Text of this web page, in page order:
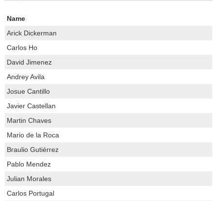
Name
Arick Dickerman
Carlos Ho
David Jimenez
Andrey Avila
Josue Cantillo
Javier Castellan
Martin Chaves
Mario de la Roca
Braulio Gutiérrez
Pablo Mendez
Julian Morales
Carlos Portugal